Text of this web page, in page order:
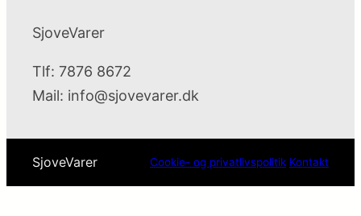
SjoveVarer
Tlf: 7876 8672
Mail: info@sjovevarer.dk
SjoveVarer Cookie- og privatlivspolitik Kontakt